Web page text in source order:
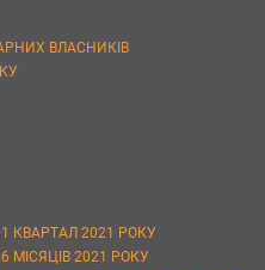
ВЛАСНИКІВ
КВАРТАЛ 2021 РОКУ
МІСЯЦІВ 2021 РОКУ